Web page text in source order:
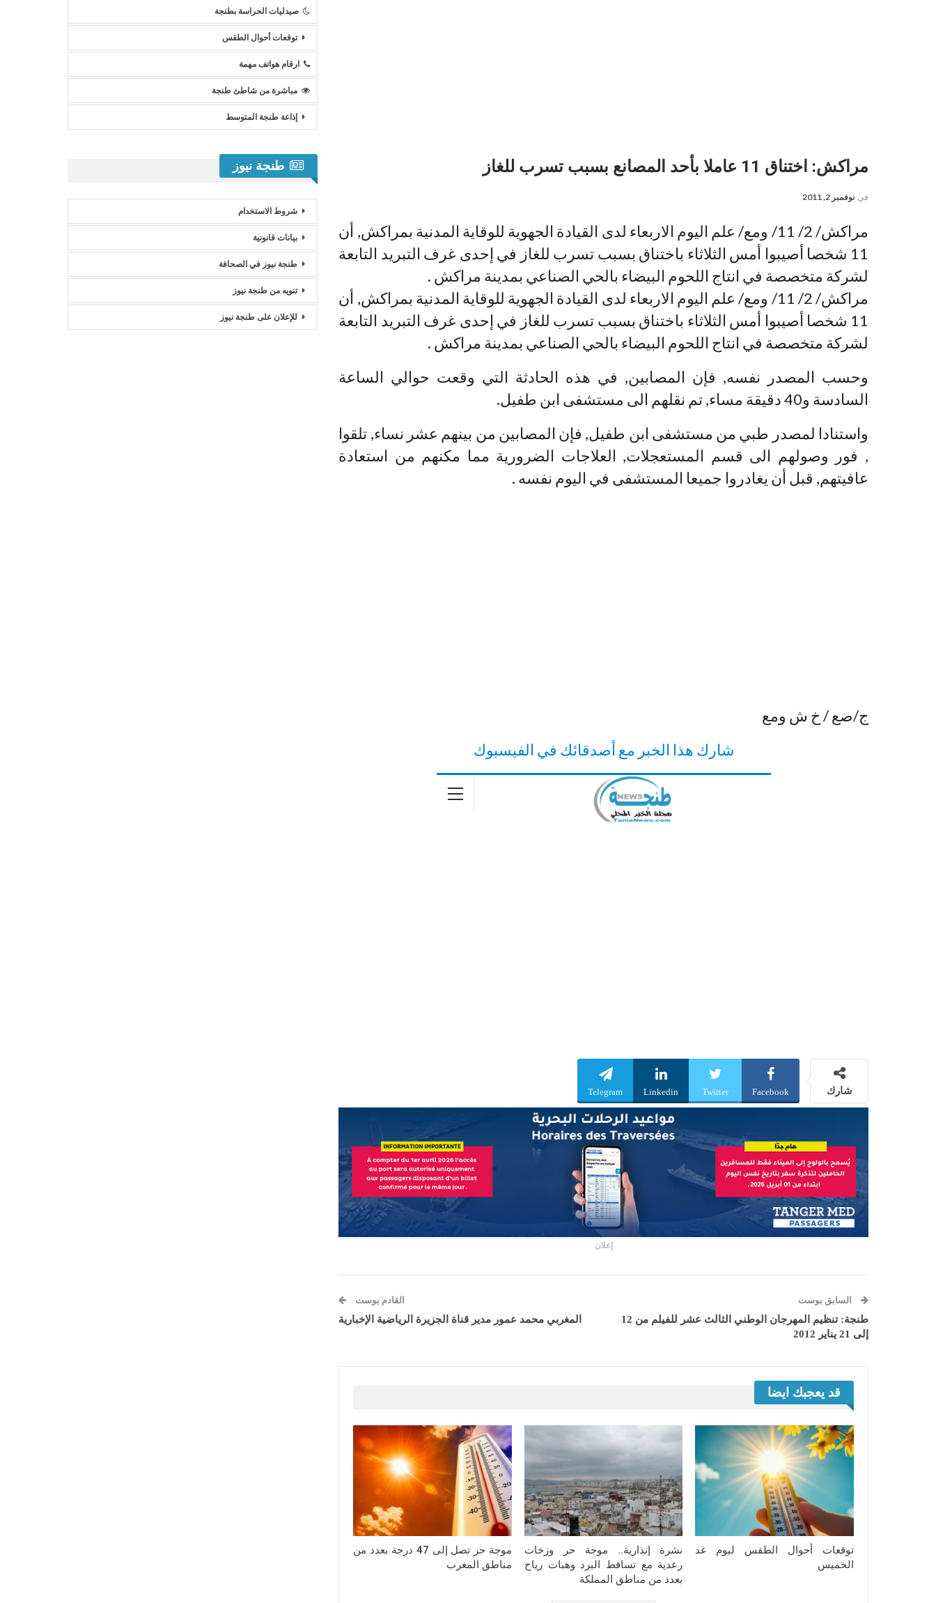
مراكش: اختناق 11 عاملا بأحد المصانع بسبب تسرب للغاز
في نوفمبر 2, 2011
مراكش/ 2/ 11/ ومع/ علم اليوم الاربعاء لدى القيادة الجهوية للوقاية المدنية بمراكش, أن
11 شخصا أصيبوا أمس الثلاثاء باختناق بسبب تسرب للغاز في إحدى غرف التبريد التابعة
لشركة متخصصة في انتاج اللحوم البيضاء بالحي الصناعي بمدينة مراكش .
مراكش/ 2/ 11/ ومع/ علم اليوم الاربعاء لدى القيادة الجهوية للوقاية المدنية بمراكش, أن
11 شخصا أصيبوا أمس الثلاثاء باختناق بسبب تسرب للغاز في إحدى غرف التبريد التابعة
لشركة متخصصة في انتاج اللحوم البيضاء بالحي الصناعي بمدينة مراكش .
وحسب المصدر نفسه, فإن المصابين, في هذه الحادثة التي وقعت حوالي الساعة
السادسة و40 دقيقة مساء, تم نقلهم الى مستشفى ابن طفيل.
واستنادا لمصدر طبي من مستشفى ابن طفيل, فإن المصابين من بينهم عشر نساء, تلقوا
, فور وصولهم الى قسم المستعجلات, العلاجات الضرورية مما مكنهم من استعادة
عافيتهم, قبل أن يغادروا جميعا المستشفى في اليوم نفسه .
ج/صع / خ ش ومع
شارك هذا الخبر مع أصدقائك في الفيسبوك
شارك Facebook
Twitter
Linkedin
Telegram
إعلان
السابق بوست
طنجة: تنظيم المهرجان الوطني الثالث عشر للفيلم من 12
إلى 21 يناير 2012
القادم بوست
المغربي محمد عمور مدير قناة الجزيرة الرياضية الإخبارية
قد يعجبك ايضا
توقعات أحوال الطقس ليوم غد
الخميس
نشرة إنذارية.. موجة حر وزخات
رعدية مع تساقط البرد وهبات رياح
بعدد من مناطق المملكة
موجة حر تصل إلى 47 درجة بعدد من
مناطق المغرب
صيدليات الحراسة بطنجة
توقعات أحوال الطقس
ارقام هواتف مهمة
مباشرة من شاطئ طنجة
إذاعة طنجة المتوسط
طنجة نيوز
شروط الاستخدام
بيانات قانونية
طنجة نيوز في الصحافة
تنويه من طنجة نيوز
للإعلان على طنجة نيوز